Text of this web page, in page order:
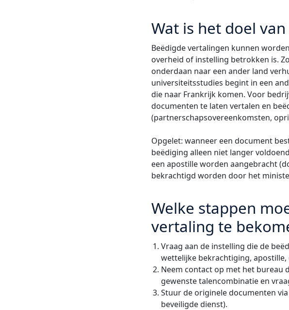
Wat is het doel
Beëdigde vertalingen kunnen
overheid of instelling betrokken is.
onderdaan naar een ander land
universiteitsstudies begint in een
die naar Frankrijk komen. Voor
documenten te laten vertalen en
(partnerschapsovereenkomsten,
Opgelet: wanneer een document
beëdiging alleen niet langer
een apostille worden aangebracht
bekrachtigd worden door het
Welke stappen
vertaling te
Vraag aan de instelling die de
wettelijke bekrachtiging, apostille,
Neem contact op met het bureau
gewenste talencombinatie en
Stuur de originele documenten
beveiligde dienst).